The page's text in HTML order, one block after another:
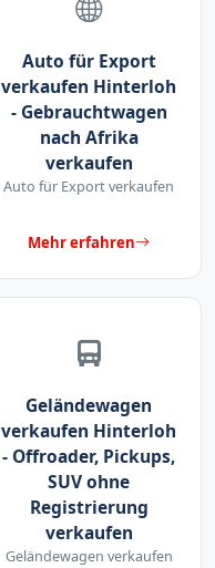
Auto für Export
verkaufen Hinterloh
- Gebrauchtwagen
nach Afrika
verkaufen
Auto für Export verkaufen
Mehr erfahren
Geländewagen
verkaufen Hinterloh
- Offroader, Pickups,
SUV ohne
Registrierung
verkaufen
Geländewagen verkaufen